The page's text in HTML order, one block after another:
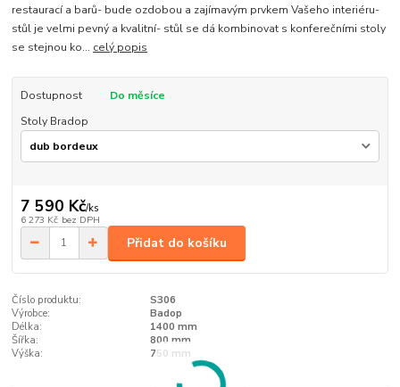
restaurací a barů- bude ozdobou a zajímavým prvkem Vašeho interiéru-
stůl je velmi pevný a kvalitní- stůl se dá kombinovat s konferečními stoly
se stejnou ko... celý popis
Dostupnost
Do měsíce
Stoly Bradop
7 590 Kč/ks
6 273 Kč bez DPH
Přidat do košíku
Číslo produktu:
S306
Výrobce:
Badop
Délka:
1400 mm
Šířka:
800 mm
Výška:
750 mm